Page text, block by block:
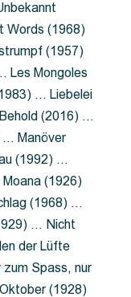
Words (1968)
(1957)
Les Mongoles
… Liebelei
(2016) …
… Manöver
(1992) …
(1926)
(1968) …
… Nicht
der Lüfte
Spass, nur
(1928)